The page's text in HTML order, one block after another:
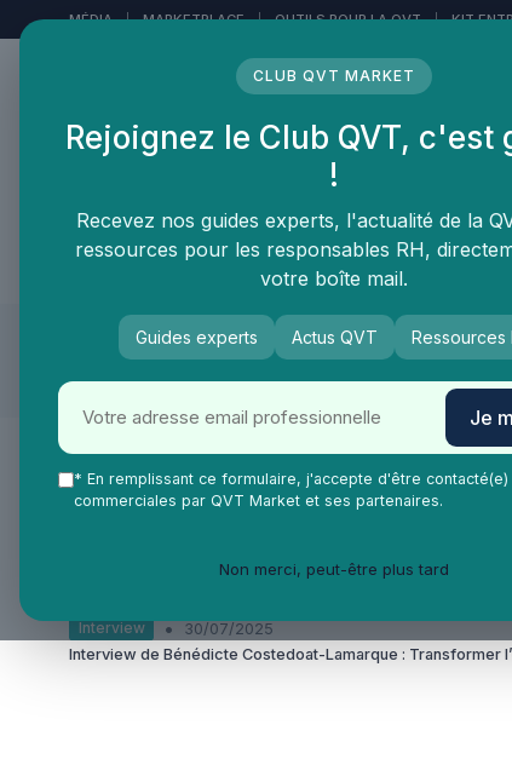
MÉDIA | MARKETPLACE | OUTILS POUR LA QVT | KIT
LE MÉDIA DES
Vie Ma Vie dans la QVT Tendances QVT
Juillet 2025
Optimiser l'espace de réunion avec un mobilier adapté
Choisir une table de réunion adaptée pour 20 collaborateurs
Interview • 30/07/2025
Interview de Bénédicte Costedoat-Lamarque : Transformer
CLUB QVT MARKET
Rejoignez le Club QVT, c'est
!
Recevez nos guides experts, l'actualité de la
ressources pour les responsables RH,
votre boîte mail.
Guides experts Actus QVT Ressources
Je
* En remplissant ce formulaire, j'accepte d'être
commerciales par QVT Market et ses partenaires.
Non merci, peut-être plus tard
Panneau de gestion des cookies